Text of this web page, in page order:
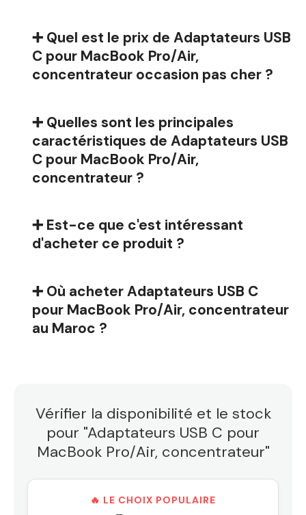
➕ Quel est le prix de Adaptateurs USB
C pour MacBook Pro/Air,
concentrateur occasion pas cher ?
➕ Quelles sont les principales
caractéristiques de Adaptateurs USB
C pour MacBook Pro/Air,
concentrateur ?
➕ Est-ce que c'est intéressant
d'acheter ce produit ?
➕ Où acheter Adaptateurs USB C
pour MacBook Pro/Air, concentrateur
au Maroc ?
Vérifier la disponibilité et le stock
pour "Adaptateurs USB C pour
MacBook Pro/Air, concentrateur"
🔥 LE CHOIX POPULAIRE